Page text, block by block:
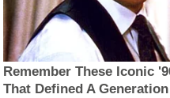
Remember These Iconic
That Defined A Generation